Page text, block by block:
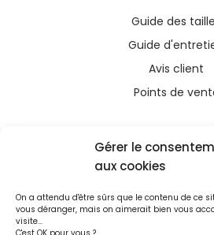
Gérer le
aux cookies
On a attendu d'être sûrs que le contenu de ce
vous déranger, mais on aimerait bien vous
visite...
Guide des
Guide
Avis client
Points de
UE), dans le cadre de la réponse
européenne à la pandémie